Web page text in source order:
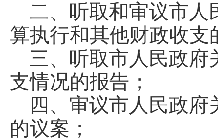
二、听取和审议市人
算执行和其他财政收支
三、听取市人民政府
支情况的报告；
四、审议市人民政府
的议案；